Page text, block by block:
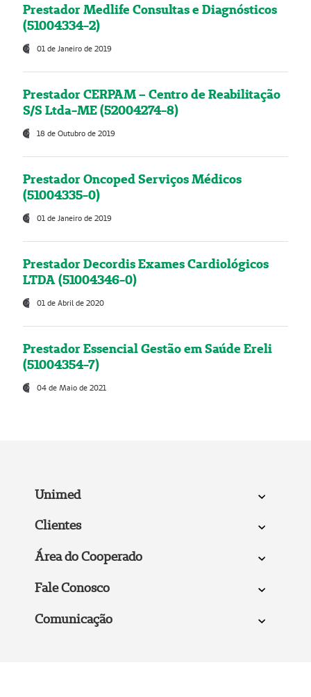
Prestador Medlife Consultas e Diagnósticos
(51004334-2)
01 de Janeiro de 2019
Prestador CERPAM – Centro de Reabilitação
S/S Ltda-ME (52004274-8)
18 de Outubro de 2019
Prestador Oncoped Serviços Médicos
(51004335-0)
01 de Janeiro de 2019
Prestador Decordis Exames Cardiológicos
LTDA (51004346-0)
01 de Abril de 2020
Prestador Essencial Gestão em Saúde Ereli
(51004354-7)
04 de Maio de 2021
Unimed
Clientes
Área do Cooperado
Fale Conosco
Comunicação